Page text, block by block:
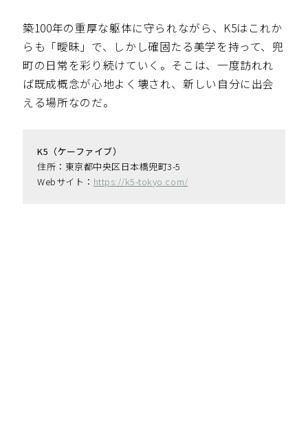
築100年の重厚な躯体に守られながら、K5はこれか
らも「曖昧」で、しかし確固たる美学を持って、兜
町の日常を彩り続けていく。そこは、一度訪れれ
ば既成概念が心地よく壊され、新しい自分に出会
える場所なのだ。
K5（ケーファイブ）
住所：東京都中央区日本橋兜町3-5
Webサイト： https://k5-tokyo.com/